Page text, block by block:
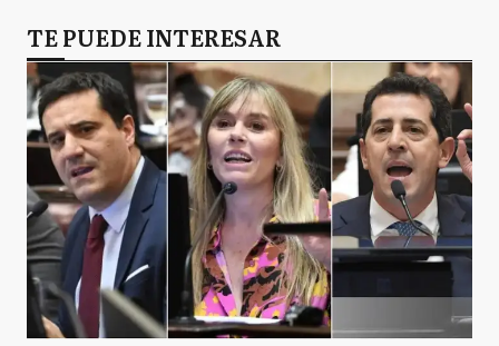
TE PUEDE INTERESAR